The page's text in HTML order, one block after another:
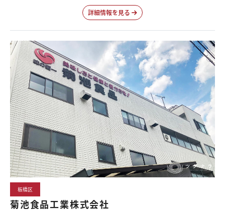
詳細情報を見る
板橋区
菊池食品工業株式会社